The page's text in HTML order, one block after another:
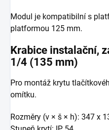
Modul je kompatibilní s
platformou 125 mm.
Krabice instalační,
1/4 (135 mm)
Pro montáž krytu
omítku.
Rozměry (v × š × h): 347 x